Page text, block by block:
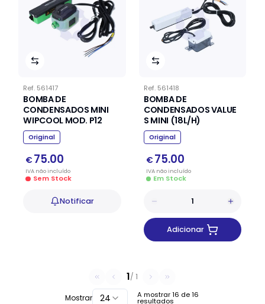
Ref. 561417
BOMBA DE
CONDENSADOS MINI
WIPCOOL MOD. P12
Original
€ 75.00
IVA nãoincluído
Sem Stock
Notificar
Ref. 561418
BOMBA DE
CONDENSADOS VALUE
S MINI (18L/H)
Original
€ 75.00
IVA nãoincluído
Em Stock
Adicionar
A mostrar16 de16
resultados
1/1
Mostrar 24